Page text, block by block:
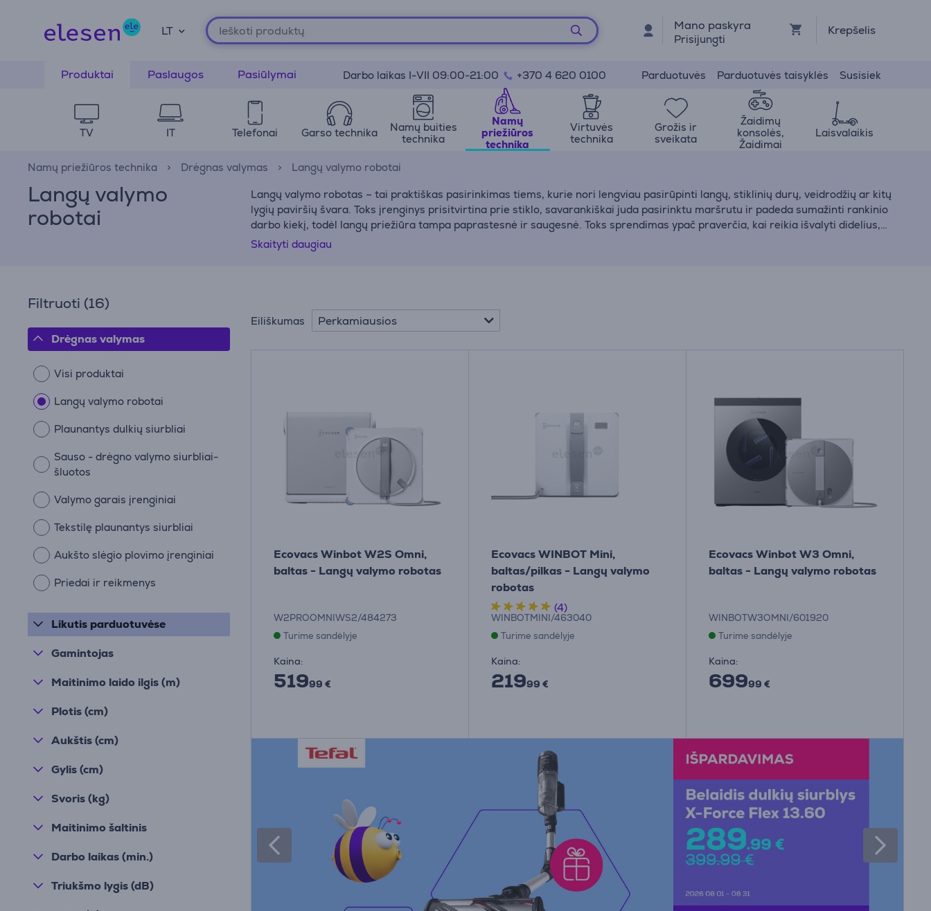
LT Mano paskyra
Prisijungti
Krepšelis
Produktai Paslaugos Pasiūlymai Darbo laikas I-VII 09:00-21:00 +370 4 620 0100 Parduotuvės Parduotuvės taisyklės Susisiek
TV IT Telefonai Garso technika
Namų buities
technika
Namų
priežiūros
technika
Virtuvės
technika
Grožis ir
sveikata
Žaidimų
konsolės,
Žaidimai
Laisvalaikis
Namų priežiūros technika Drėgnas valymas Langų valymo robotai
Langų valymo
robotai
Langų valymo robotas – tai praktiškas pasirinkimas tiems, kurie nori lengviau pasirūpinti langų, stiklinių durų, veidrodžių ar kitų
lygių paviršių švara. Toks įrenginys prisitvirtina prie stiklo, savarankiškai juda pasirinktu maršrutu ir padeda sumažinti rankinio
darbo kiekį, todėl langų priežiūra tampa paprastesnė ir saugesnė. Toks sprendimas ypač praverčia, kai reikia išvalyti didelius,
aukštus ar sunkiai pasiekiamus langus, kai valymas rankomis gali būti ne tik varginantis, bet ir ne visada patogus ar saugus.
Elesen internetinėje parduotuvėje gali rinktis iš populiarių gamintojų, tokių kaip
Skaityti daugiau
Filtruoti (16)
Drėgnas valymas
Visi produktai
Langų valymo robotai
Plaunantys dulkių siurbliai
Sauso - drėgno valymo siurbliai-
šluotos
Valymo garais įrenginiai
Tekstilę plaunantys siurbliai
Aukšto slėgio plovimo įrenginiai
Priedai ir reikmenys
Likutis parduotuvėse
Gamintojas
Maitinimo laido ilgis (m)
Plotis (cm)
Aukštis (cm)
Gylis (cm)
Svoris (kg)
Maitinimo šaltinis
Darbo laikas (min.)
Triukšmo lygis (dB)
Eiliškumas Perkamiausios
Ecovacs Winbot W2S Omni,
baltas - Langų valymo robotas
W2PROOMNIWS2/484273
Turime sandėlyje
Kaina:
51999 €
Ecovacs WINBOT Mini,
baltas/pilkas - Langų valymo
robotas
(4)
WINBOTMINI/463040
Turime sandėlyje
Kaina:
21999 €
Ecovacs Winbot W3 Omni,
baltas - Langų valymo robotas
WINBOTW3OMNI/601920
Turime sandėlyje
Kaina:
69999 €